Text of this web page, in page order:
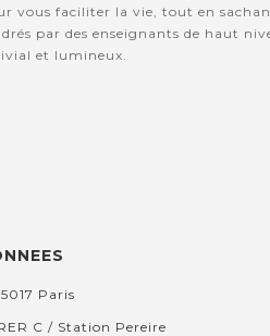
vous faciliter la vie, tout en
par des enseignants de haut
et lumineux.
Paris
C / Station Pereire